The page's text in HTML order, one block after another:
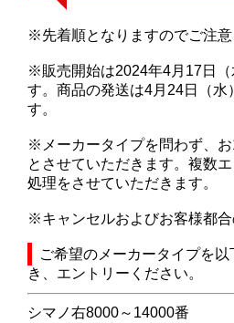
※先着順となりますのでご注意
※販売開始は2024年4月17日（
す。商品の発送は4月24日（水
す。
※メーカータイプを問わず、
とさせていただきます。複数
処理をさせていただきます。
※キャンセルおよびお客様都合
ご希望のメーカータイプを
き、エントリーください。
シマノ右8000～14000番